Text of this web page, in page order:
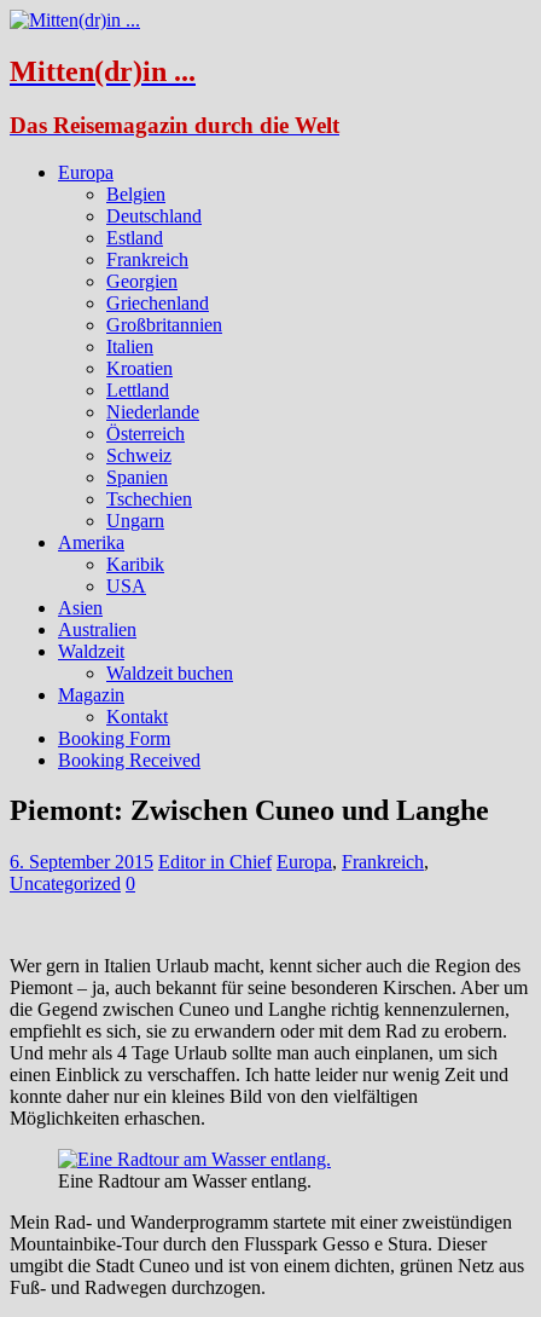
Mitten(dr)in ...
Das Reisemagazin durch die Welt
Europa
Belgien
Deutschland
Estland
Frankreich
Georgien
Griechenland
Großbritannien
Italien
Kroatien
Lettland
Niederlande
Österreich
Schweiz
Spanien
Tschechien
Ungarn
Amerika
Karibik
USA
Asien
Australien
Waldzeit
Waldzeit buchen
Magazin
Kontakt
Booking Form
Booking Received
Piemont: Zwischen Cuneo und Langhe
6. September 2015 Editor in Chief Europa, Frankreich,
Uncategorized 0
Wer gern in Italien Urlaub macht, kennt sicher auch die Region des
Piemont – ja, auch bekannt für seine besonderen Kirschen. Aber um
die Gegend zwischen Cuneo und Langhe richtig kennenzulernen,
empfiehlt es sich, sie zu erwandern oder mit dem Rad zu erobern.
Und mehr als 4 Tage Urlaub sollte man auch einplanen, um sich
einen Einblick zu verschaffen. Ich hatte leider nur wenig Zeit und
konnte daher nur ein kleines Bild von den vielfältigen
Möglichkeiten erhaschen.
Eine Radtour am Wasser entlang.
Mein Rad- und Wanderprogramm startete mit einer zweistündigen
Mountainbike-Tour durch den Flusspark Gesso e Stura. Dieser
umgibt die Stadt Cuneo und ist von einem dichten, grünen Netz aus
Fuß- und Radwegen durchzogen.